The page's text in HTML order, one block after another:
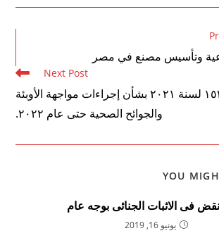
وتأسيس مصنع في مصر
Next Post
قانون رقم ١٥٢ لسنة ٢٠٢١ بشأن إجراءات مواجهة الأوبئة
والجوائح الصحية حتى عام ٢٠٢٢.
YOU
فى الاثبات الجنائى بوجه عام
يونيو 16, 2019